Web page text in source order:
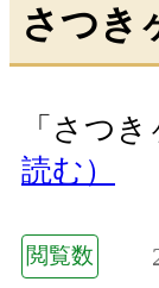
さつき
「さつ
読む）
閲覧数